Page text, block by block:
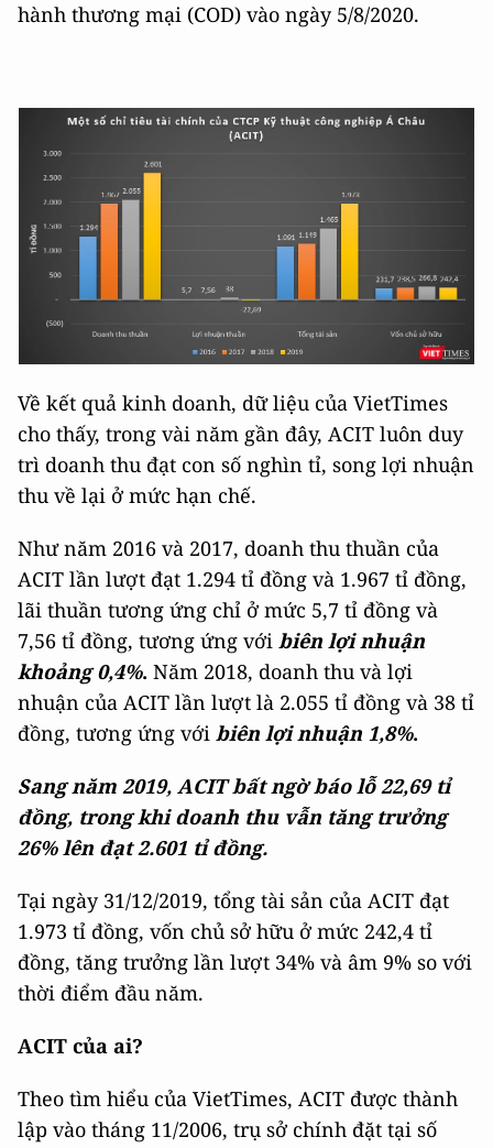
hành thương mại (COD) vào ngày 5/8/2020.
Về kết quả kinh doanh, dữ liệu của VietTimes
cho thấy, trong vài năm gần đây, ACIT luôn duy
trì doanh thu đạt con số nghìn tỉ, song lợi nhuận
thu về lại ở mức hạn chế.
Như năm 2016 và 2017, doanh thu thuần của
ACIT lần lượt đạt 1.294 tỉ đồng và 1.967 tỉ đồng,
lãi thuần tương ứng chỉ ở mức 5,7 tỉ đồng và
7,56 tỉ đồng, tương ứng với biên lợi nhuận
khoảng 0,4%. Năm 2018, doanh thu và lợi
nhuận của ACIT lần lượt là 2.055 tỉ đồng và 38 tỉ
đồng, tương ứng với biên lợi nhuận 1,8%.
Sang năm 2019, ACIT bất ngờ báo lỗ 22,69 tỉ
đồng, trong khi doanh thu vẫn tăng trưởng
26% lên đạt 2.601 tỉ đồng.
Tại ngày 31/12/2019, tổng tài sản của ACIT đạt
1.973 tỉ đồng, vốn chủ sở hữu ở mức 242,4 tỉ
đồng, tăng trưởng lần lượt 34% và âm 9% so với
thời điểm đầu năm.
ACIT của ai?
Theo tìm hiểu của VietTimes, ACIT được thành
lập vào tháng 11/2006, trụ sở chính đặt tại số